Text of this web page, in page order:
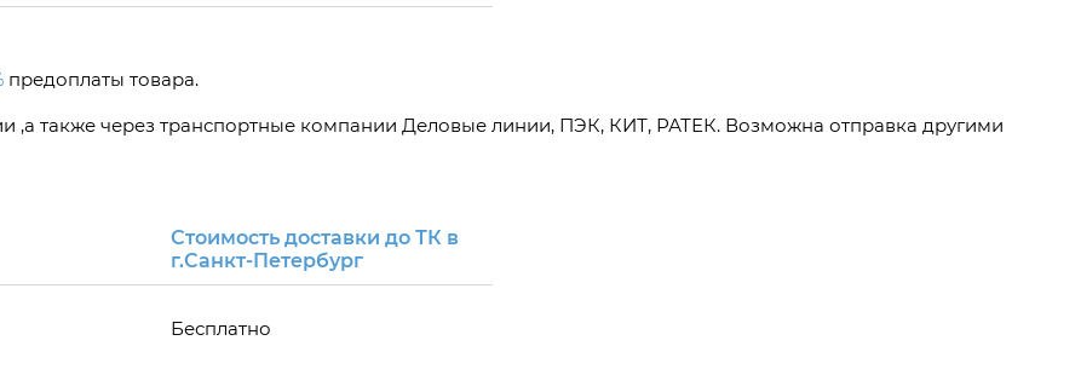
предоплаты товара.
,а также через транспортные компании Деловые линии, ПЭК, КИТ, РАТЕК. Возможна отправка другими
Стоимость доставки до ТК в
г.Санкт-Петербург
Бесплатно